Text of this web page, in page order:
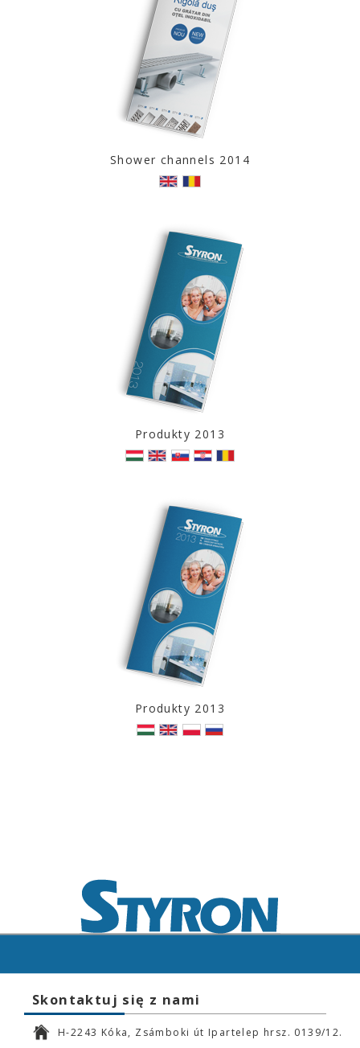
Shower channels 2014
Produkty 2013
Produkty 2013
Skontaktuj się z nami
H-2243 Kóka, Zsámboki út Ipartelep hrsz. 0139/12.